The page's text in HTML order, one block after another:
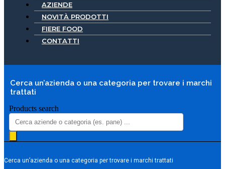
AZIENDE
NOVITÀ PRODOTTI
FIERE FOOD
CONTATTI
Cerca un’azienda o una categoria per trovare i marchi
trattati
Products search
Cerca un’azienda o una categoria per trovare i marchi trattati